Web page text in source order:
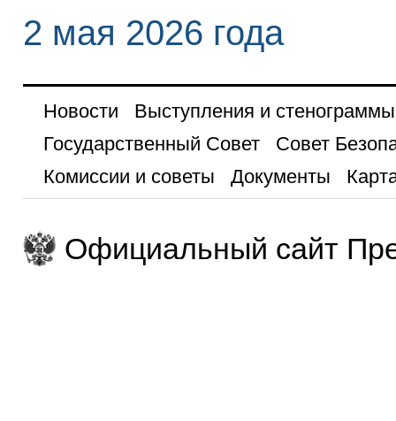
2 мая 2026 года
Новости
Выступления и стенограммы
Государственный Совет
Совет
Комиссии и советы
Документы
Официальный сайт